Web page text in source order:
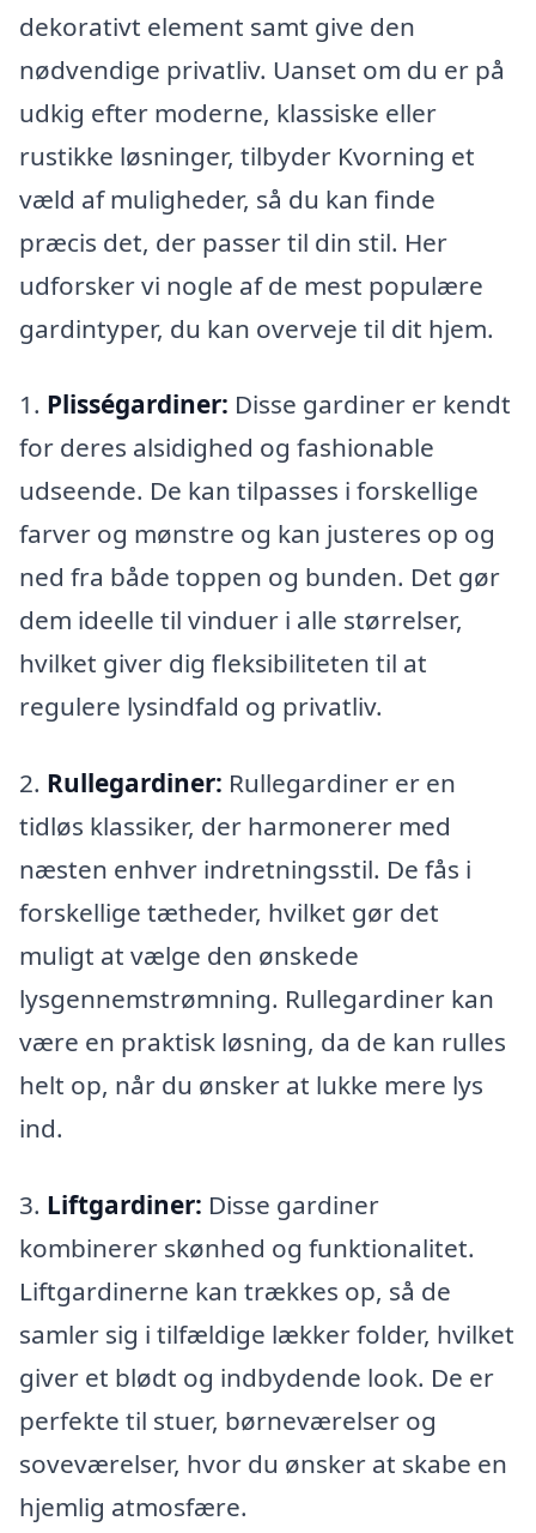
dekorativt element samt give den
nødvendige privatliv. Uanset om du er på
udkig efter moderne, klassiske eller
rustikke løsninger, tilbyder Kvorning et
væld af muligheder, så du kan finde
præcis det, der passer til din stil. Her
udforsker vi nogle af de mest populære
gardintyper, du kan overveje til dit hjem.
1. Plisségardiner: Disse gardiner er kendt
for deres alsidighed og fashionable
udseende. De kan tilpasses i forskellige
farver og mønstre og kan justeres op og
ned fra både toppen og bunden. Det gør
dem ideelle til vinduer i alle størrelser,
hvilket giver dig fleksibiliteten til at
regulere lysindfald og privatliv.
2. Rullegardiner: Rullegardiner er en
tidløs klassiker, der harmonerer med
næsten enhver indretningsstil. De fås i
forskellige tætheder, hvilket gør det
muligt at vælge den ønskede
lysgennemstrømning. Rullegardiner kan
være en praktisk løsning, da de kan rulles
helt op, når du ønsker at lukke mere lys
ind.
3. Liftgardiner: Disse gardiner
kombinerer skønhed og funktionalitet.
Liftgardinerne kan trækkes op, så de
samler sig i tilfældige lækker folder, hvilket
giver et blødt og indbydende look. De er
perfekte til stuer, børneværelser og
soveværelser, hvor du ønsker at skabe en
hjemlig atmosfære.